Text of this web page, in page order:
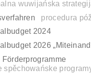
wuwijańska
procedura
2024
2026
Förderprogramme
spěchowańske